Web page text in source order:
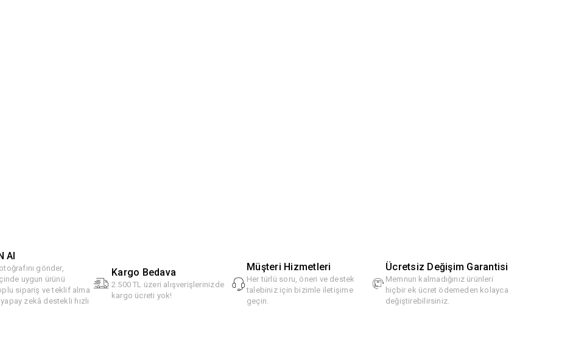
AI
gönder,
uygun ürünü
sipariş ve teklif alma
zekâ destekli hızlı
Kargo Bedava
2.500 TL üzeri alışverişlerinizde
kargo ücreti yok!
Müşteri Hizmetleri
Her türlü soru, öneri ve destek
talebiniz için bizimle iletişime
geçin.
Ücretsiz Değişim Garantisi
Memnun kalmadığınız ürünleri
hiçbir ek ücret ödemeden kolayca
değiştirebilirsiniz.